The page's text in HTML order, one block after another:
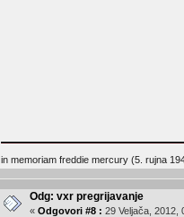
in memoriam freddie mercury (5. rujna
Odg: vxr pregrijavanje
«Odgovori #8 : 29 Veljača, 2012,